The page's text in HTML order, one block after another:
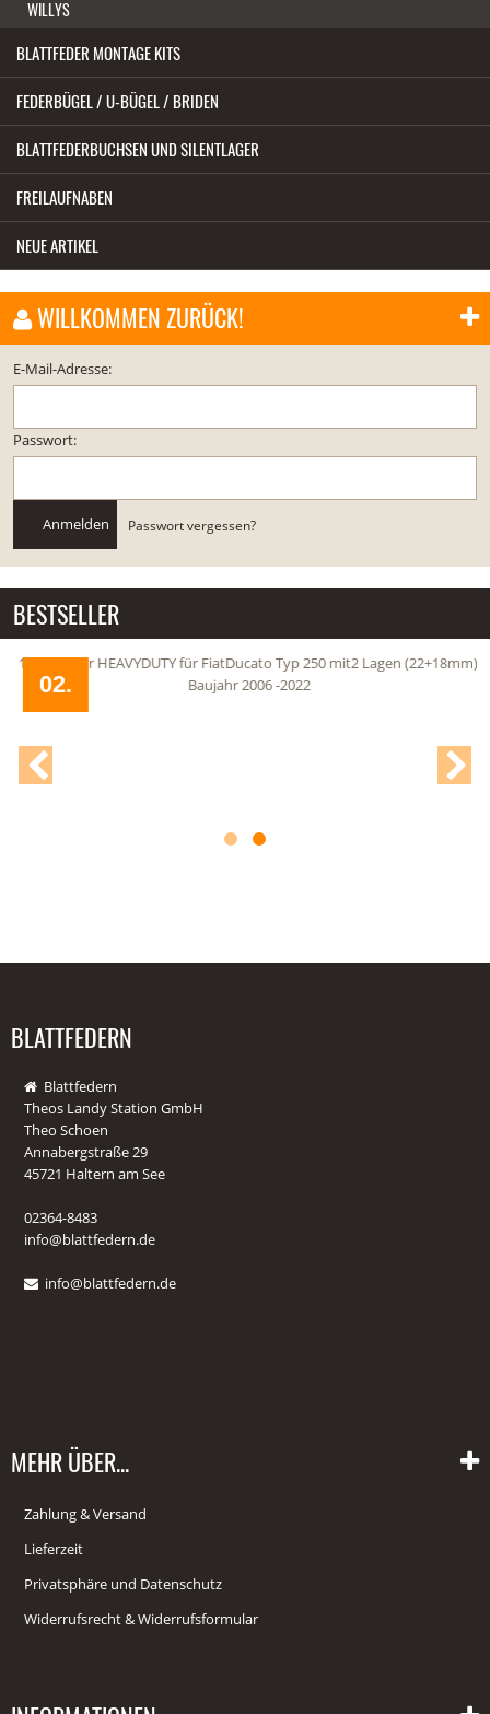
WILLYS
BLATTFEDER MONTAGE KITS
FEDERBÜGEL / U-BÜGEL / BRIDEN
BLATTFEDERBUCHSEN UND SILENTLAGER
FREILAUFNABEN
NEUE ARTIKEL
WILLKOMMEN ZURÜCK!
E-Mail-Adresse:
Passwort:
Anmelden Passwort vergessen?
BESTSELLER
02.
1 Blattfeder HEAVYDUTY für FiatDucato Typ 250 mit2 Lagen (22+18mm),
Baujahr 2006 -2022
BLATTFEDERN
Blattfedern
Theos Landy Station GmbH
Theo Schoen
Annabergstraße 29
45721 Haltern am See
02364-8483
info@blattfedern.de
info@blattfedern.de
MEHR ÜBER...
Zahlung & Versand
Lieferzeit
Privatsphäre und Datenschutz
Widerrufsrecht & Widerrufsformular